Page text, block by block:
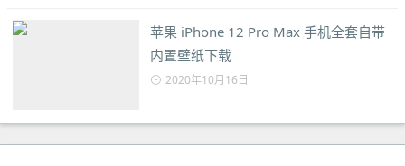
苹果 iPhone 12 Pro Max 手机全套自带
内置壁纸下载
2020年10月16日